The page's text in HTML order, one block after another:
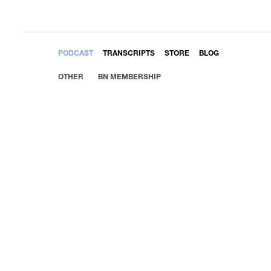
PODCAST TRANSCRIPTS STORE BLOG
OTHER BN MEMBERSHIP